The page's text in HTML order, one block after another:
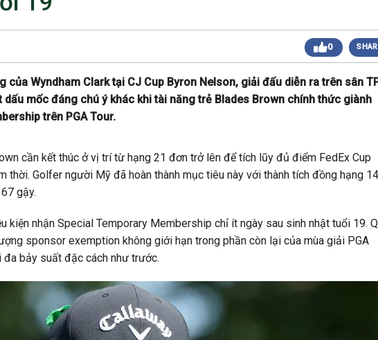
2024 12:00 chiều
Giải Golf Gia Đình lần 1 (Family Golf Tournament
Giải Golf Doanh nghiệp và Thương hiệu Việt Nam
lần thứ 22 (Business Vietnam Cup 22)
04/2024 6:00 sáng
Giải Golf Vô địch các CLB toàn quốc Lần 1
(Vietnam Golf Club Championship 2024)
2024 12:00 chiều
Couple 2)
10/2023 12:00 chiều
Giải Golf Business & Brand VN Championship 20
0
của Wyndham Clark tại CJ Cup Byron Nelson, giải đấu diễn ra trên sân
dấu mốc đáng chú ý khác khi tài năng trẻ Blades Brown chính thức giành
trên PGA Tour.
cần kết thúc ở vị trí từ hạng 21 đơn trở lên để tích lũy đủ điểm FedEx Cup
thời. Golfer người Mỹ đã hoàn thành mục tiêu này với thành tích đồng hạng 14
gậy.
kiện nhận Special Temporary Membership chỉ ít ngày sau sinh nhật tuổi 19.
sponsor exemption không giới hạn trong phần còn lại của mùa giải PGA
bảy suất đặc cách như trước.